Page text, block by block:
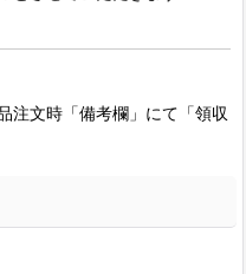
注文時「備考欄」にて「領収